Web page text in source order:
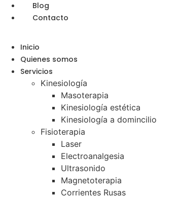
Blog
Contacto
Inicio
Quienes somos
Servicios
Kinesiología
Masoterapia
Kinesiología estética
Kinesiología a domincilio
Fisioterapia
Laser
Electroanalgesia
Ultrasonido
Magnetoterapia
Corrientes Rusas